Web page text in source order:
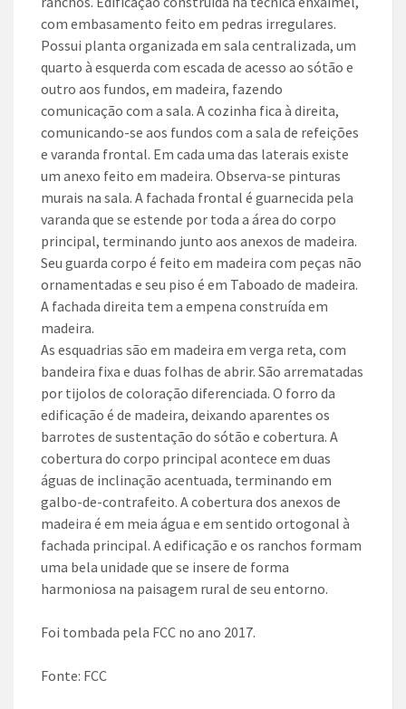
com embasamento feito em pedras irregulares.
Possui planta organizada em sala centralizada, um
quarto à esquerda com escada de acesso ao sótão e
outro aos fundos, em madeira, fazendo
comunicação com a sala. A cozinha fica à direita,
comunicando-se aos fundos com a sala de refeições
e varanda frontal. Em cada uma das laterais existe
um anexo feito em madeira. Observa-se pinturas
murais na sala. A fachada frontal é guarnecida pela
varanda que se estende por toda a área do corpo
principal, terminando junto aos anexos de madeira.
Seu guarda corpo é feito em madeira com peças não
ornamentadas e seu piso é em Taboado de madeira.
A fachada direita tem a empena construída em
madeira.
As esquadrias são em madeira em verga reta, com
bandeira fixa e duas folhas de abrir. São arrematadas
por tijolos de coloração diferenciada. O forro da
edificação é de madeira, deixando aparentes os
barrotes de sustentação do sótão e cobertura. A
cobertura do corpo principal acontece em duas
águas de inclinação acentuada, terminando em
galbo-de-contrafeito. A cobertura dos anexos de
madeira é em meia água e em sentido ortogonal à
fachada principal. A edificação e os ranchos formam
uma bela unidade que se insere de forma
harmoniosa na paisagem rural de seu entorno.
Foi tombada pela FCC no ano 2017.
Fonte: FCC